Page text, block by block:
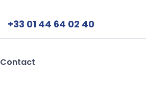
+33 01 44 64 02 40
Contact